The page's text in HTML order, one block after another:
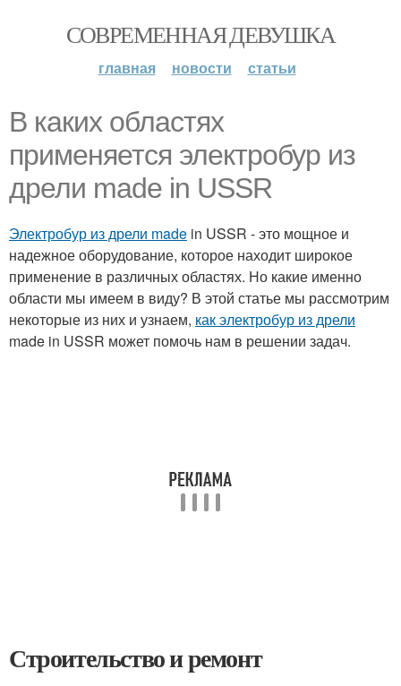
СОВРЕМЕННАЯ ДЕВУШКА
главная новости статьи
В каких областях
применяется электробур из
дрели made in USSR
Электробур из дрели made in USSR - это мощное и
надежное оборудование, которое находит широкое
применение в различных областях. Но какие именно
области мы имеем в виду? В этой статье мы рассмотрим
некоторые из них и узнаем, как электробур из дрели
made in USSR может помочь нам в решении задач.
Строительство и ремонт